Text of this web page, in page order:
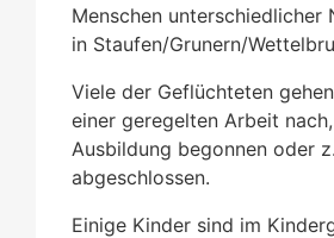
Menschen unterschiedlicher
in Staufen/Grunern/
Viele der Geflüchteten
einer geregelten Arbeit
Ausbildung begonnen oder
abgeschlossen.
Einige Kinder sind im